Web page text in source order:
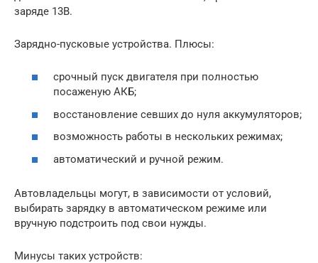
заряде 13В.
Зарядно-пусковые устройства. Плюсы:
срочный пуск двигателя при полностью
посаженую АКБ;
восстановление севших до нуля аккумуляторов;
возможность работы в нескольких режимах;
автоматический и ручной режим.
Автовладельцы могут, в зависимости от условий,
выбирать зарядку в автоматическом режиме или
вручную подстроить под свои нужды.
Минусы таких устройств: